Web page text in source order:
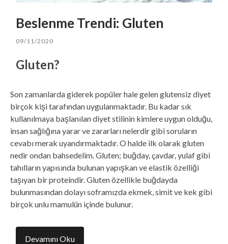
Beslenme Trendi: Gluten
09/11/2020
Gluten?
Son zamanlarda giderek popüler hale gelen glutensiz diyet
birçok kişi tarafından uygulanmaktadır. Bu kadar sık
kullanılmaya başlanılan diyet stilinin kimlere uygun olduğu,
insan sağlığına yarar ve zararları nelerdir gibi soruların
cevabı merak uyandırmaktadır. O halde ilk olarak gluten
nedir ondan bahsedelim. Gluten; buğday, çavdar, yulaf gibi
tahılların yapısında bulunan yapışkan ve elastik özelliği
taşıyan bir proteindir. Gluten özellikle buğdayda
bulunmasından dolayı soframızda ekmek, simit ve kek gibi
birçok unlu mamulün içinde bulunur.
Devamını Oku